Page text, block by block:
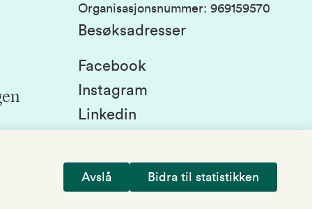
Organisasjonsnummer: 969159570
Besøksadresser
Facebook
Instagram
Linkedin
Avslå Bidra til statistikken